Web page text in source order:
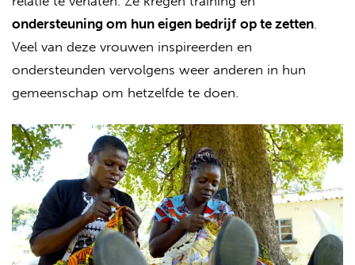
ondersteuning om hun eigen bedrijf op te zetten.
Veel van deze vrouwen inspireerden en
ondersteunden vervolgens weer anderen in hun
gemeenschap om hetzelfde te doen.